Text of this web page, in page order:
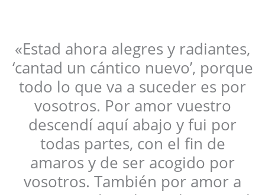
«Estad ahora alegres y radiantes,
‘cantad un cántico nuevo’, porque
todo lo que va a suceder es por
vosotros. Por amor vuestro
descendí aquí abajo y fui por
todas partes, con el fin de
amaros y de ser acogido por
vosotros. También por amor a